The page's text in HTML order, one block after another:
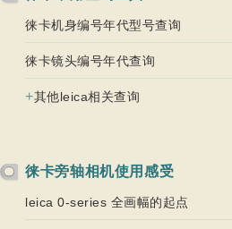
徕卡机身编号年代型号查询
徕卡镜头编号年代查询
+其他leica相关查询
徕卡旁轴相机使用感受
leica 0-series 全画幅的起点